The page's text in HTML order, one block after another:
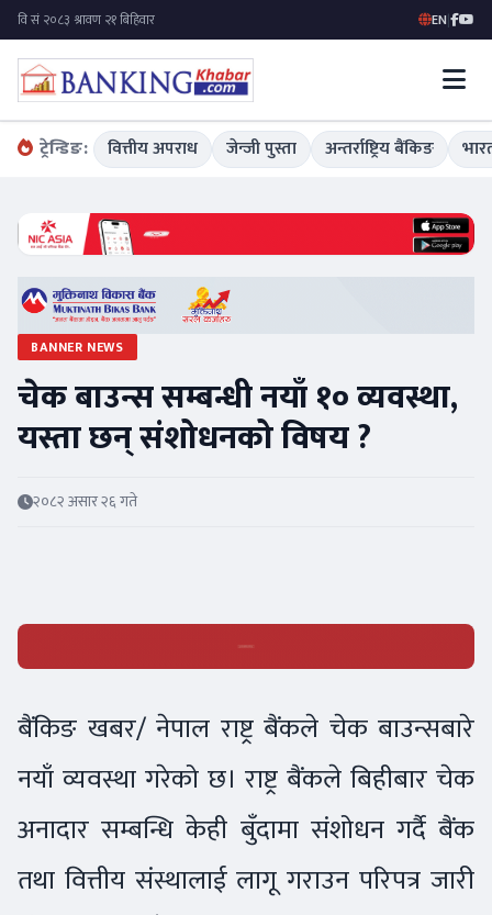
EN|
ट्रेन्डिङ: वित्तीय अपराध जेन्जी पुस्ता अन्तर्राष्ट्रिय बैंकिङ
BANNER NEWS
चेक बाउन्स सम्बन्धी नयाँ १० व्यवस्था,
यस्ता छन् संशोधनको विषय ?
२०८२ असार २६ गते
बैंकिङ खबर/ नेपाल राष्ट्र बैंकले चेक बाउन्सबारे
नयाँ व्यवस्था गरेको छ। राष्ट्र बैंकले बिहीबार चेक
अनादार सम्बन्धि केही बुँदामा संशोधन गर्दै बैंक
तथा वित्तीय संस्थालाई लागू गराउन परिपत्र जारी